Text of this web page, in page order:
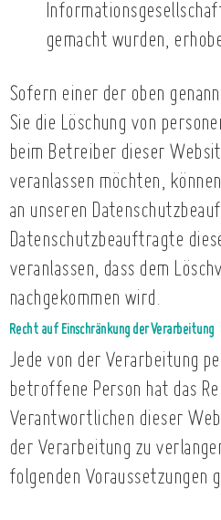
gemacht wurden,
Sofern einer der oben
Sie die Löschung von
beim Betreiber dieser
veranlassen möchten,
an unseren
Datenschutzbeauftragte
veranlassen, dass dem
nachgekommen wird.
Recht auf Einschränkung der Verarbeitung
Jede von der Verarbeitung
betroffene Person hat das
Verantwortlichen dieser
der Verarbeitung zu
folgenden Voraussetzungen